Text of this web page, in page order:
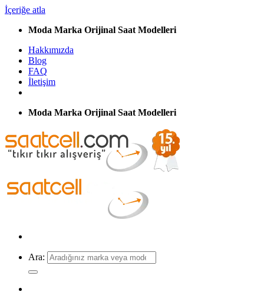
İçeriğe atla
Moda Marka Orijinal Saat Modelleri
Hakkımızda
Blog
FAQ
İletişim
Moda Marka Orijinal Saat Modelleri
Ara: